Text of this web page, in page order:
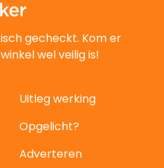
gecheckt. Kom er
wel veilig is!
Uitleg werking
Opgelicht?
Adverteren